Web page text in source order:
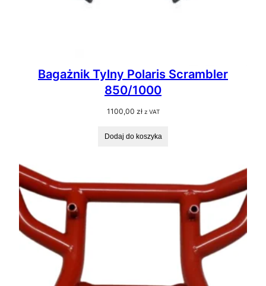
Bagażnik Tylny Polaris Scrambler
850/1000
1100,00 zł z VAT
Dodaj do koszyka